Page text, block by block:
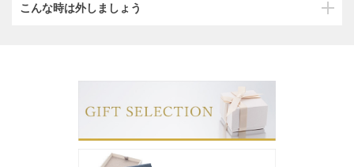
こんな時は外しましょう